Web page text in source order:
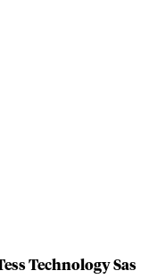
Technology Sas